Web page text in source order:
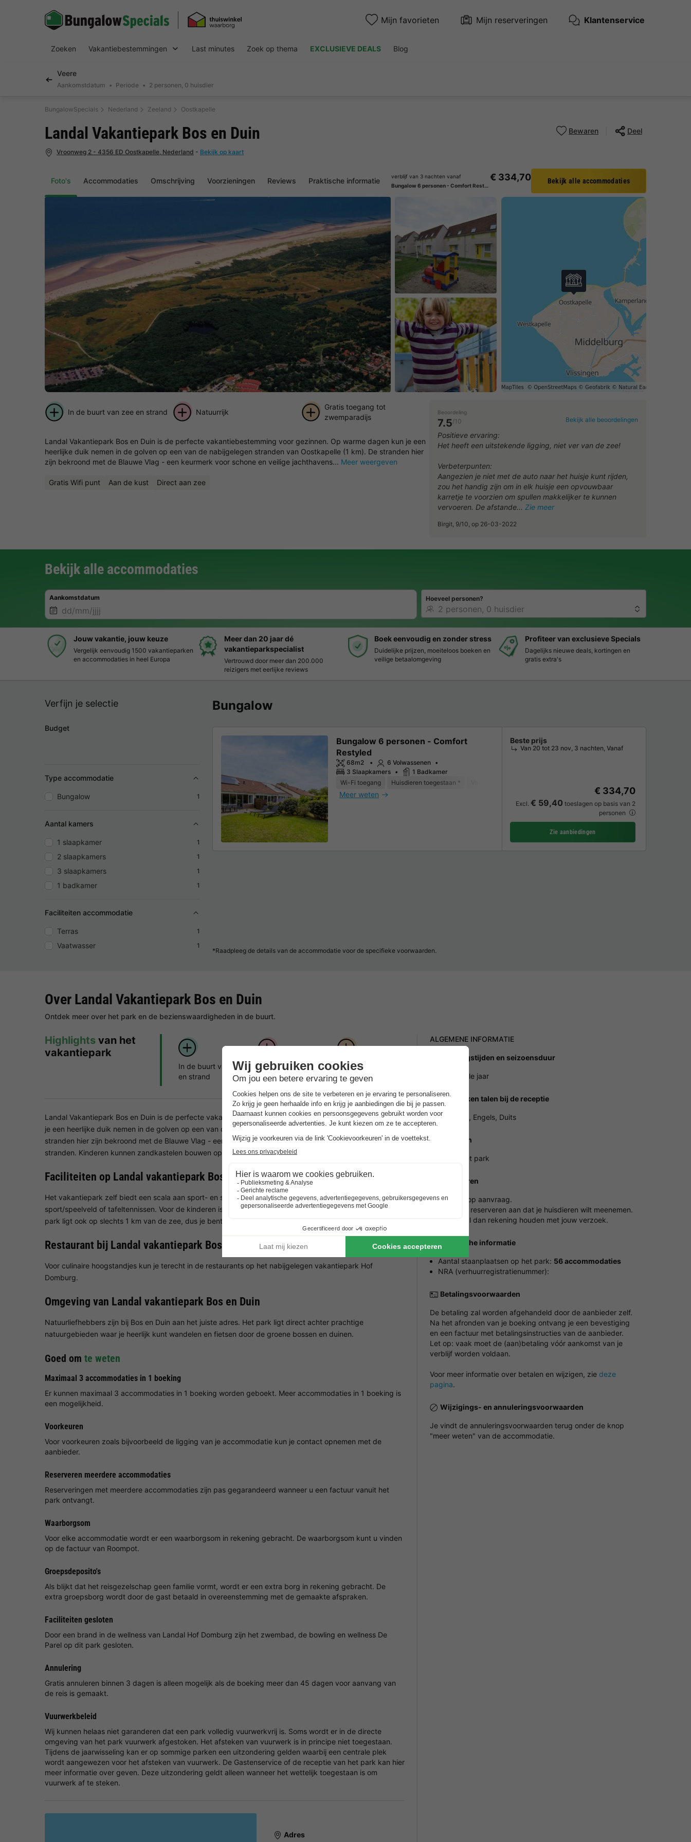
Mijn favorieten Mijn reserveringen Klantenservice
Zoeken Vakantiebestemmingen Last minutes Zoek op thema EXCLUSIEVE DEALS Blog
Veere
Aankomstdatum Periode 2 personen, 0 huisdier
BungalowSpecials Nederland Zeeland Oostkapelle
Foto's Accommodaties Omschrijving Voorzieningen Reviews Praktische informatie
verblijf van 3 nachten vanaf
Bungalow 6 personen - Comfort Restyled
€ 334,70 Bekijk alle accommodaties
Landal Vakantiepark Bos en Duin Bewaren Deel
Vroonweg 2 - 4356 ED Oostkapelle, Nederland - Bekijk op kaart
foto's
Beoordeling
7.5/10 Bekijk alle beoordelingen
Positieve ervaring:
Het heeft een uitstekende ligging, niet ver van de zee!
Verbeterpunten:
Aangezien je niet met de auto naar het huisje kunt rijden,
zou het handig zijn om in elk huisje een opvouwbaar
karretje te voorzien om spullen makkelijker te kunnen
vervoeren. De afstande
Zie meer
Birgit, 9/10, op 26-03-2022
In de buurt van zee en strand Natuurrijk
Gratis toegang tot
zwemparadijs
Landal Vakantiepark Bos en Duin is de perfecte vakantiebestemming voor gezinnen. Op warme dagen kun je een
heerlijke duik nemen in de golven op een van de nabijgelegen stranden van Oostkapelle (1 km). De stranden hier
zijn bekroond met de Blauwe Vlag - een keurmerk voor schone en veilige jachthavens... Meer weergeven
Gratis Wifi punt Aan de kust Direct aan zee
Bekijk alle accommodaties
Aankomstdatum Hoeveel personen?
Jouw vakantie, jouw keuze
Vergelijk eenvoudig 1500 vakantieparken
en accommodaties in heel Europa
Meer dan 20 jaar dé
vakantieparkspecialist
Vertrouwd door meer dan 200.000
reizigers met eerlijke reviews
Boek eenvoudig en zonder stress
Duidelijke prijzen, moeiteloos boeken en
veilige betaalomgeving
Profiteer van exclusieve Specials
Dagelijks nieuwe deals, kortingen en
gratis extra's
Verfijn je selectie
Budget
Type accommodatie
Bungalow 1
Aantal kamers
1 slaapkamer 1
2 slaapkamers 1
3 slaapkamers 1
1 badkamer 1
Faciliteiten accommodatie
Terras 1
Vaatwasser 1
Bungalow
Bungalow 6 personen - Comfort
Restyled
68m2
6 Volwassenen
3 Slaapkamers
1 Badkamer
Wi-Fi toegang
Huisdieren toegestaan *
Meer weten
Beste prijs
Van 20 tot 23 nov, 3 nachten, Vanaf
€ 334,70
Excl. € 59,40 toeslagen op basis van 2
personen
Zie aanbiedingen
*Raadpleeg de details van de accommodatie voor de specifieke voorwaarden.
Over Landal Vakantiepark Bos en Duin
Ontdek meer over het park en de bezienswaardigheden in de buurt.
Highlights van het
vakantiepark
In de buurt van zee
en strand
Natuurrijk
Gratis toegang tot
zwemparadijs
Landal Vakantiepark Bos en Duin is de perfecte vakantiebestemming voor gezinnen. Op warme dagen kun
je een heerlijke duik nemen in de golven op een van de nabijgelegen stranden van Oostkapelle (1 km). De
stranden hier zijn bekroond met de Blauwe Vlag - een keurmerk voor schone en veilige jachthavens en
stranden. Kinderen kunnen zandkastelen bouwen op het strand, leren surfen of vliegeren!
Faciliteiten op Landal vakantiepark Bos en Duin
Het vakantiepark zelf biedt een scala aan sport- en speelfaciliteiten. Je kunt een balletje trappen op het
sport/speelveld of tafeltennissen. Voor de kinderen is er een speeltuin waar ze zich kunnen uitleven. Het
park ligt ook op slechts 1 km van de zee, dus je bent snel op het strand. Er is ook een golfbaan in de buurt.
Restaurant bij Landal vakantiepark Bos en Duin
Voor culinaire hoogstandjes kun je terecht in de restaurants op het nabijgelegen vakantiepark Hof
Domburg.
Omgeving van Landal vakantiepark Bos en Duin
Natuurliefhebbers zijn bij Bos en Duin aan het juiste adres. Het park ligt direct achter prachtige
natuurgebieden waar je heerlijk kunt wandelen en fietsen door de groene bossen en duinen.
Goed om te weten
Maximaal 3 accommodaties in 1 boeking
Er kunnen maximaal 3 accommodaties in 1 boeking worden geboekt. Meer accommodaties in 1 boeking is
een mogelijkheid.
Voorkeuren
Voor voorkeuren zoals bijvoorbeeld de ligging van je accommodatie kun je contact opnemen met de
aanbieder.
Reserveren meerdere accommodaties
Reserveringen met meerdere accommodaties zijn pas gegarandeerd wanneer u een factuur vanuit het
park ontvangt.
Waarborgsom
Voor elke accommodatie wordt er een waarborgsom in rekening gebracht. De waarborgsom kunt u vinden
op de factuur van Roompot.
Groepsdeposito's
Als blijkt dat het reisgezelschap geen familie vormt, wordt er een extra borg in rekening gebracht. De
extra groepsborg wordt door de gast betaald in overeenstemming met de gemaakte afspraken.
Faciliteiten gesloten
Door een brand in de wellness van Landal Hof Domburg zijn het zwembad, de bowling en wellness De
Parel op dit park gesloten.
Annulering
Gratis annuleren binnen 3 dagen is alleen mogelijk als de boeking meer dan 45 dagen voor aanvang van
de reis is gemaakt.
Vuurwerkbeleid
Wij kunnen helaas niet garanderen dat een park volledig vuurwerkvrij is. Soms wordt er in de directe
omgeving van het park vuurwerk afgestoken. Het afsteken van vuurwerk is in principe niet toegestaan.
Tijdens de jaarwisseling kan er op sommige parken een uitzondering gelden waarbij een centrale plek
wordt aangewezen voor het afsteken van vuurwerk. De Gastenservice of de receptie van het park kan hier
meer informatie over geven. Deze uitzondering geldt alleen wanneer het wettelijk toegestaan is om
vuurwerk af te steken.
Adres
ALGEMENE INFORMATIE
Openingstijden en seizoensduur
Het gehele jaar
Gesproken talen bij de receptie
Nederlands, Engels, Duits
Parkeren
Buiten het park
Huisdieren
Huisdieren op aanvraag.
Geef bij het reserveren aan dat je huisdieren wilt meenemen.
Het park zal dan rekening houden met jouw verzoek.
Praktische informatie
Aantal staanplaatsen op het park: 56 accommodaties
NRA (verhuurregistratienummer):
Betalingsvoorwaarden
De betaling zal worden afgehandeld door de aanbieder zelf.
Na het afronden van je boeking ontvang je een bevestiging
en een factuur met betalingsinstructies van de aanbieder.
Let op: vaak moet de (aan)betaling vóór aankomst van je
verblijf worden voldaan.
Voor meer informatie over betalen en wijzigen, ziedeze
pagina.
Wijzigings- en annuleringsvoorwaarden
Je vindt de annuleringsvoorwaarden terug onder de knop
"meer weten" van de accommodatie.